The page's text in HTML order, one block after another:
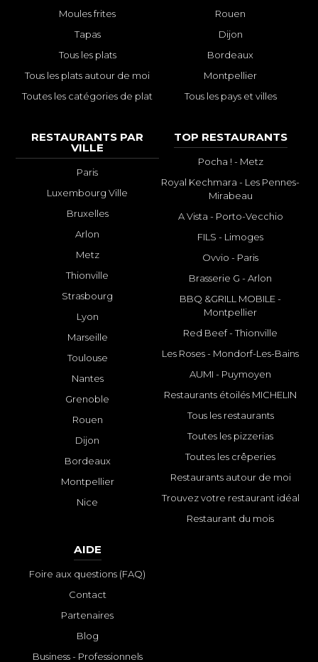
Moules frites
Tapas
Tous les plats
Tous les plats autour de moi
Toutes les catégories de plat
Rouen
Dijon
Bordeaux
Montpellier
Tous les pays et villes
RESTAURANTS PAR
VILLE
Paris
Luxembourg Ville
Bruxelles
Arlon
Metz
Thionville
Strasbourg
Lyon
Marseille
Toulouse
Nantes
Grenoble
Rouen
Dijon
Bordeaux
Montpellier
Nice
TOP RESTAURANTS
Pocha ! - Metz
Royal Kechmara - Les Pennes-
Mirabeau
A Vista - Porto-Vecchio
FILS - Limoges
Ovvio - Paris
Brasserie G - Arlon
BBQ &GRILL MOBILE -
Montpellier
Red Beef - Thionville
Les Roses - Mondorf-Les-Bains
AUMI - Puymoyen
Restaurants étoilés MICHELIN
Tous les restaurants
Toutes les pizzerias
Toutes les crêperies
Restaurants autour de moi
Trouvez votre restaurant idéal
Restaurant du mois
AIDE
Foire aux questions (FAQ)
Contact
Partenaires
Blog
Business - Professionnels